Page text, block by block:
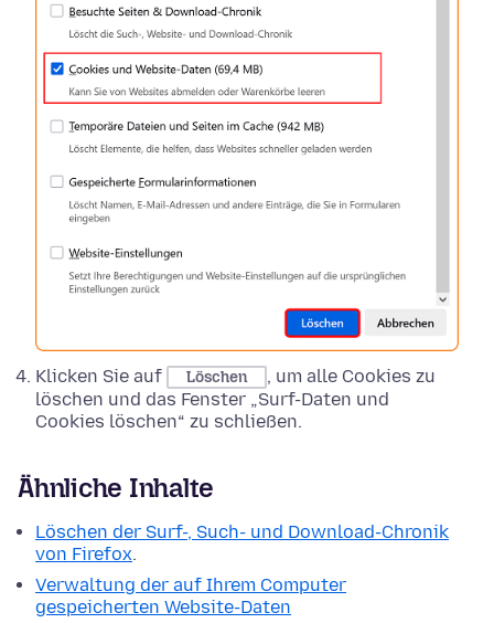
Klicken Sie auf Löschen
, um alle Cookies zu
löschen und das Fenster „Surf-Daten und
Cookies löschen“ zu schließen.
Ähnliche Inhalte
Löschen der Surf-, Such- und Download-Chronik
von Firefox.
Verwaltung der auf Ihrem Computer
gespeicherten Website-Daten